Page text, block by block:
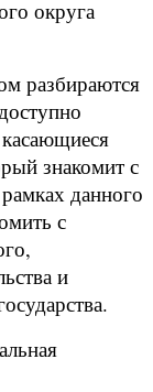
округа
разбираются
знакомит с
данного
с
и